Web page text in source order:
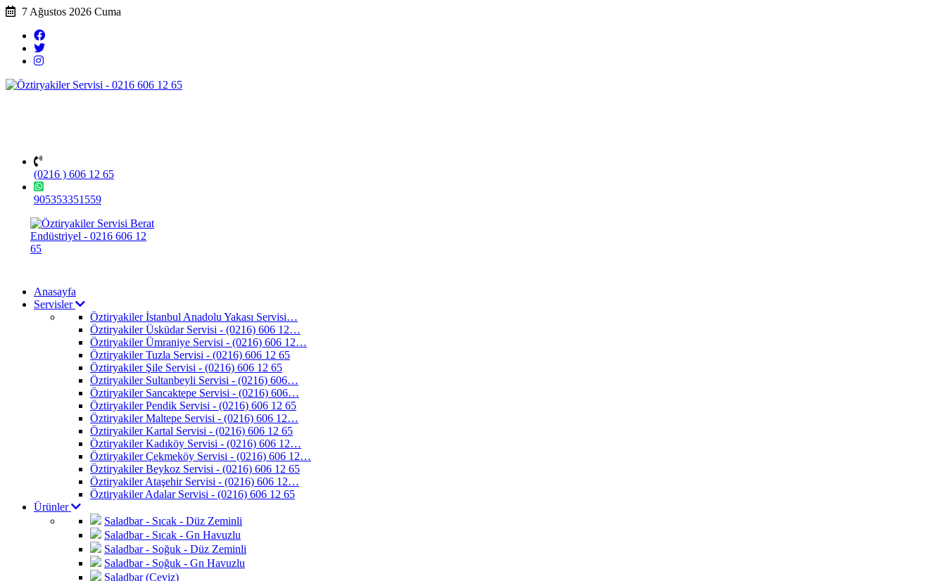
7 Ağustos 2026 Cuma
(0216 ) 606 12 65
905353351559
Anasayfa
Servisler
Öztiryakiler İstanbul Anadolu Yakası Servisi…
Öztiryakiler Üsküdar Servisi - (0216) 606 12…
Öztiryakiler Ümraniye Servisi - (0216) 606 12…
Öztiryakiler Tuzla Servisi - (0216) 606 12 65
Öztiryakiler Şile Servisi - (0216) 606 12 65
Öztiryakiler Sultanbeyli Servisi - (0216) 606…
Öztiryakiler Sancaktepe Servisi - (0216) 606…
Öztiryakiler Pendik Servisi - (0216) 606 12 65
Öztiryakiler Maltepe Servisi - (0216) 606 12…
Öztiryakiler Kartal Servisi - (0216) 606 12 65
Öztiryakiler Kadıköy Servisi - (0216) 606 12…
Öztiryakiler Çekmeköy Servisi - (0216) 606 12…
Öztiryakiler Beykoz Servisi - (0216) 606 12 65
Öztiryakiler Ataşehir Servisi - (0216) 606 12…
Öztiryakiler Adalar Servisi - (0216) 606 12 65
Ürünler
Saladbar - Sıcak - Düz Zeminli
Saladbar - Sıcak - Gn Havuzlu
Saladbar - Soğuk - Düz Zeminli
Saladbar - Soğuk - Gn Havuzlu
Saladbar (Ceviz)